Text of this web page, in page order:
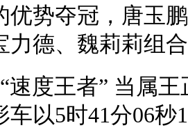
优势夺冠，唐玉
力德、魏莉莉组
速度王者” 当属
车以5时41分06秒